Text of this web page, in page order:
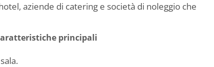
aziende di catering e società di noleggio che
principali